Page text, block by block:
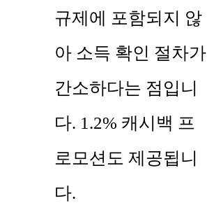
규제에 포함되지 않
아 소득 확인 절차가
간소하다는 점입니
다. 1.2% 캐시백 프
로모션도 제공됩니
다.